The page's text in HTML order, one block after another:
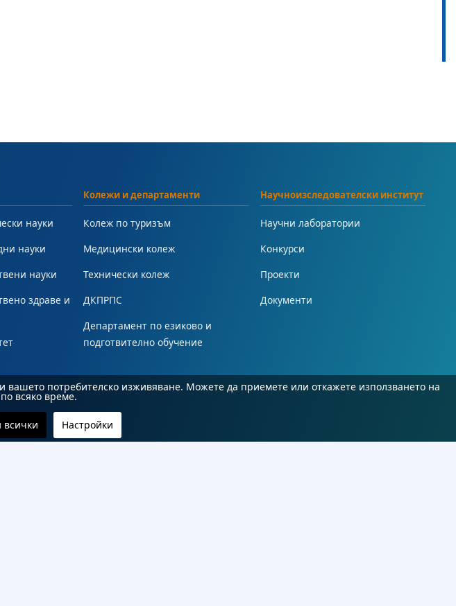
науки
науки
науки
здраве и
Колежи и департаменти
Колеж по туризъм
Медицински колеж
Технически колеж
ДКПРПС
Департамент по езиково и
подготвително обучение
Научноизследователски институт
Научни лаборатории
Конкурси
Проекти
Документи
потребителско изживяване. Можете да приемете или откажете използването на
всяко време.
Настройки